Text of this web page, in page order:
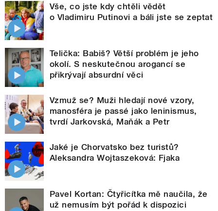
Vše, co jste kdy chtěli vědět
o Vladimiru Putinovi a báli jste se zeptat
Telička: Babiš? Větší problém je jeho
okolí. S neskutečnou arogancí se
přikrývají absurdní věci
Vzmuž se? Muži hledají nové vzory,
manosféra je passé jako leninismus,
tvrdí Jarkovská, Maňák a Petr
Jaké je Chorvatsko bez turistů?
Aleksandra Wojtaszeková: Fjaka
Pavel Kortan: Čtyřicítka mě naučila, že
už nemusím být pořád k dispozici